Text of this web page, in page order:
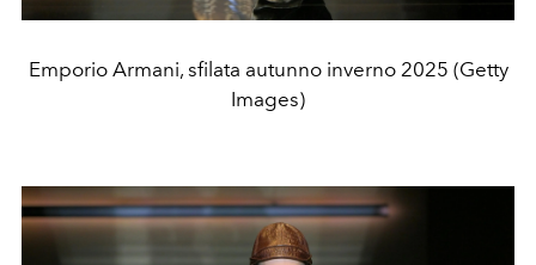
Emporio Armani, sfilata autunno inverno 2025 (Getty
Images)